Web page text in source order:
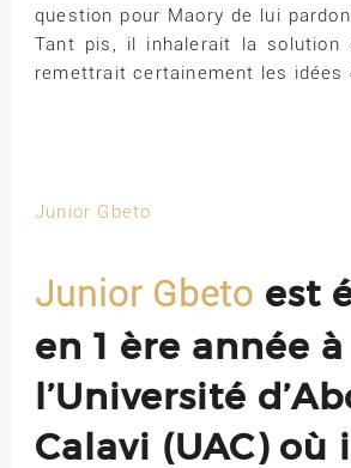
question pour Maory de lui
Tant pis, il inhalerait la solution
remettrait certainement les idées
Junior Gbeto
Junior Gbeto est
en 1 ère année à
l’Université
Calavi (UAC) où